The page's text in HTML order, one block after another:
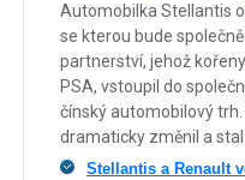
Automobilka Stellantis
se kterou bude
partnerství, jehož
PSA, vstoupil do
čínský automobilový
dramaticky změnil a
Stellantis a Renault